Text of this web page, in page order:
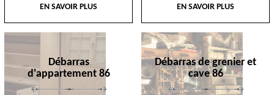
EN SAVOIR PLUS EN SAVOIR PLUS
Débarras
d'appartement 86
Débarras de grenier et
cave 86